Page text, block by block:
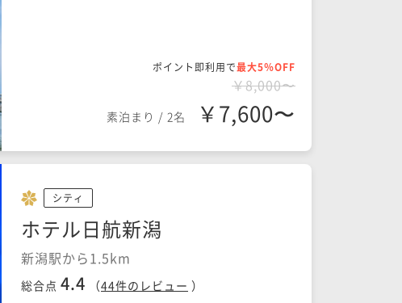
ポイント即利用で最大5％OFF
￥8,000〜
素泊まり / 2名 ￥7,600〜
シティ
ホテル日航新潟
新潟駅から1.5km
総合点 4.4 （44件のレビュー ）